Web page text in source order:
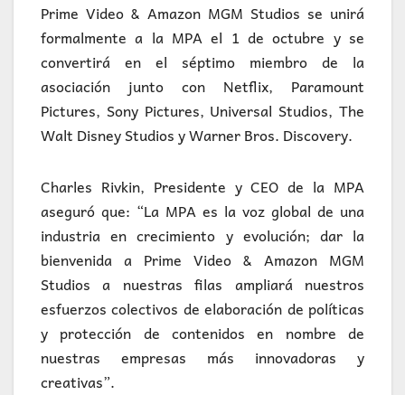
Prime Video & Amazon MGM Studios se unirá
formalmente a la MPA el 1 de octubre y se
convertirá en el séptimo miembro de la
asociación junto con Netflix, Paramount
Pictures, Sony Pictures, Universal Studios, The
Walt Disney Studios y Warner Bros. Discovery.
Charles Rivkin, Presidente y CEO de la MPA
aseguró que: “La MPA es la voz global de una
industria en crecimiento y evolución; dar la
bienvenida a Prime Video & Amazon MGM
Studios a nuestras filas ampliará nuestros
esfuerzos colectivos de elaboración de políticas
y protección de contenidos en nombre de
nuestras empresas más innovadoras y
creativas”.